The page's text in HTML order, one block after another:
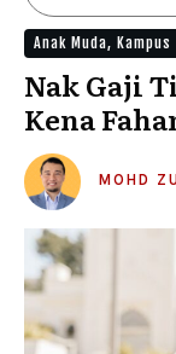
Anak Muda, Kampus
Nak Gaji
Kena
MOHD